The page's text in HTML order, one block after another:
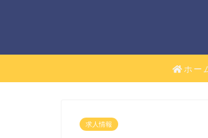
ホー
求人情報